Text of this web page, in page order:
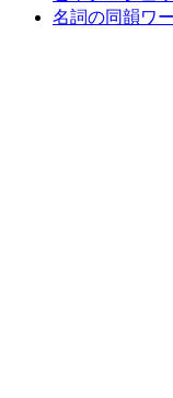
名詞の同韻ワ